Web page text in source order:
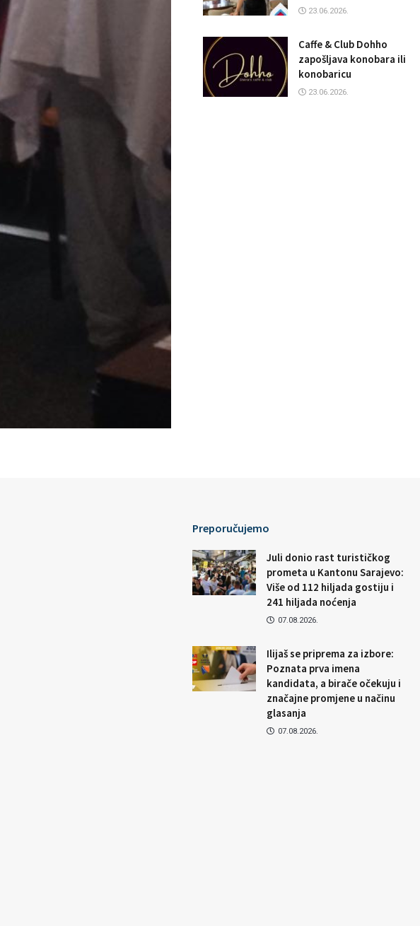
23.06.2026.
Caffe & Club Dohho
zapošljava konobara ili
konobaricu
23.06.2026.
Preporučujemo
Juli donio rast turističkog
prometa u Kantonu Sarajevo:
Više od 112 hiljada gostiju i
241 hiljada noćenja
07.08.2026.
Ilijaš se priprema za izbore:
Poznata prva imena
kandidata, a birače očekuju i
značajne promjene u načinu
glasanja
07.08.2026.